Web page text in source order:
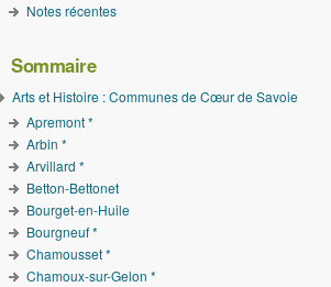
Notes récentes
Sommaire
Arts et Histoire : Communes de Cœur de Savoie
Apremont *
Arbin *
Arvillard *
Betton-Bettonet
Bourget-en-Huile
Bourgneuf *
Chamousset *
Chamoux-sur-Gelon *